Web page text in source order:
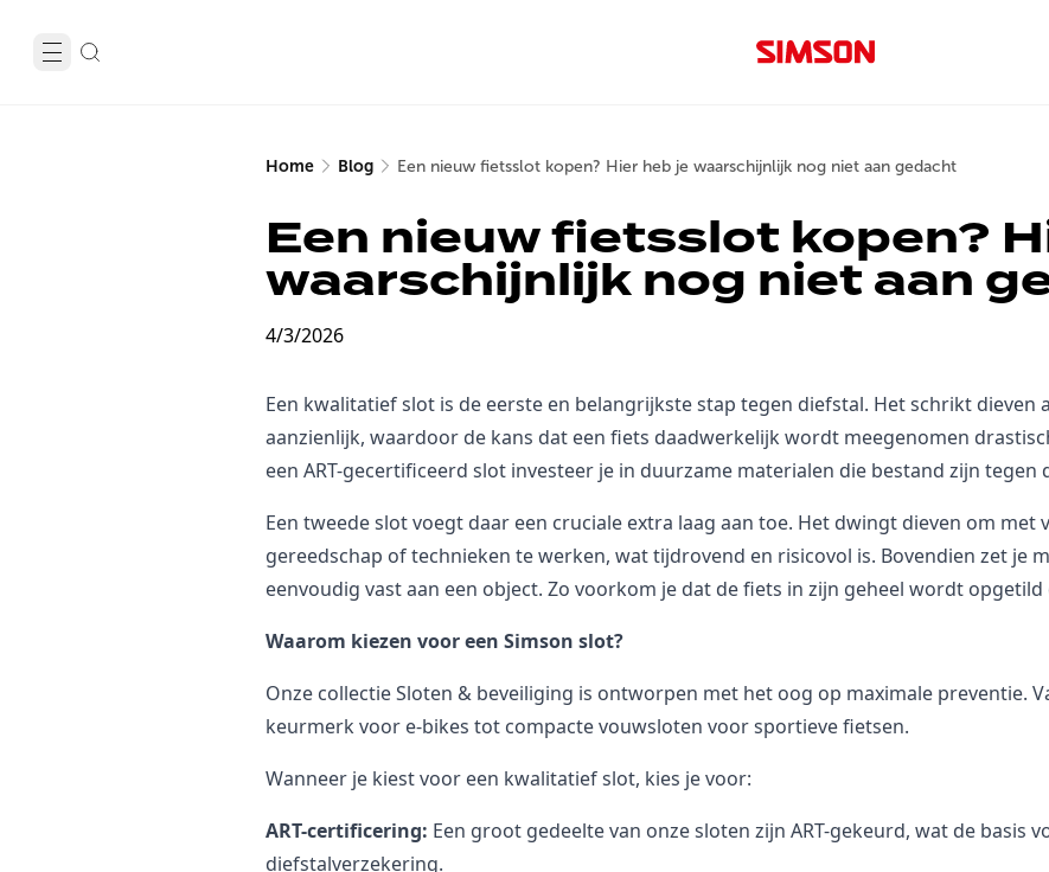
Home Blog Een nieuw fietsslot kopen? Hier heb je waarschijnlijk nog niet aan gedacht
Een nieuw fietsslot kopen?
waarschijnlijk nog niet aan
4/3/2026
Een kwalitatief slot is de eerste en belangrijkste stap tegen diefstal. Het schrikt dieven
aanzienlijk, waardoor de kans dat een fiets daadwerkelijk wordt meegenomen
een ART-gecertificeerd slot investeer je in duurzame materialen die bestand zijn
Een tweede slot voegt daar een cruciale extra laag aan toe. Het dwingt dieven om met
gereedschap of technieken te werken, wat tijdrovend en risicovol is. Bovendien zet je
eenvoudig vast aan een object. Zo voorkom je dat de fiets in zijn geheel wordt
Waarom kiezen voor een Simson slot?
Onze collectieSloten & beveiliging is ontworpen met het oog op maximale preventie.
keurmerk voor e-bikes tot compacte vouwsloten voor sportieve fietsen.
Wanneer je kiest voor een kwalitatief slot, kies je voor:
ART-certificering: Een groot gedeelte van onze sloten zijn ART-gekeurd, wat de basis
diefstalverzekering.